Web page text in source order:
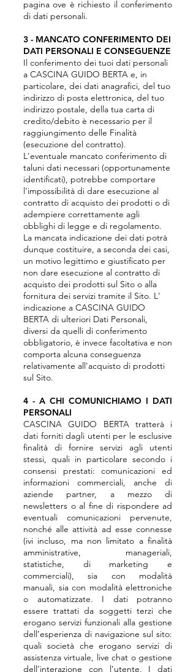
pagina ove è richiesto il conferimento
di dati personali.
3 - MANCATO CONFERIMENTO DEI
DATI PERSONALI E CONSEGUENZE
Il conferimento dei tuoi dati personali
a CASCINA GUIDO BERTA e, in
particolare, dei dati anagrafici, del tuo
indirizzo di posta elettronica, del tuo
indirizzo postale, della tua carta di
credito/debito è necessario per il
raggiungimento delle Finalità
(esecuzione del contratto).
L'eventuale mancato conferimento di
taluni dati necessari (opportunamente
identificati), potrebbe comportare
l'impossibilità di dare esecuzione al
contratto di acquisto dei prodotti o di
adempiere correttamente agli
obblighi di legge e di regolamento.
La mancata indicazione dei dati potrà
dunque costituire, a seconda dei casi,
un motivo legittimo e giustificato per
non dare esecuzione al contratto di
acquisto dei prodotti sul Sito o alla
fornitura dei servizi tramite il Sito. L'
indicazione a CASCINA GUIDO
BERTA di ulteriori Dati Personali,
diversi da quelli di conferimento
obbligatorio, è invece facoltativa e non
comporta alcuna conseguenza
relativamente all'acquisto di prodotti
sul Sito.
4 - A CHI COMUNICHIAMO I DATI
PERSONALI
CASCINA GUIDO BERTA tratterà i
dati forniti dagli utenti per le esclusive
finalità di fornire servizi agli utenti
stessi, quali in particolare secondo i
consensi prestati: comunicazioni ed
informazioni commerciali, anche di
aziende partner, a mezzo di
newsletters o al fine di rispondere ad
eventuali comunicazioni pervenute,
nonché alle attività ad esse connesse
(ivi incluso, ma non limitato a finalità
amministrative, manageriali,
statistiche, di marketing e
commerciali), sia con modalità
manuali, sia con modalità elettroniche
o automatizzate. I dati potranno
essere trattati da soggetti terzi che
erogano servizi funzionali alla gestione
dell’esperienza di navigazione sul sito:
quali società che erogano servizi di
assistenza virtuale, live chat o gestione
dell’interazione con l’utente. I dati